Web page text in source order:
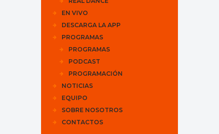
EN VIVO
DESCARGA LA APP
PROGRAMAS
PROGRAMAS
PODCAST
PROGRAMACIÓN
NOTICIAS
EQUIPO
SOBRE NOSOTROS
CONTACTOS